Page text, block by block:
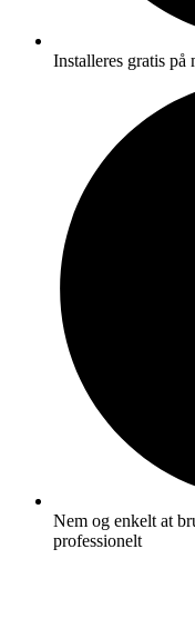
Installeres gratis på
Nem og enkelt at
professionelt